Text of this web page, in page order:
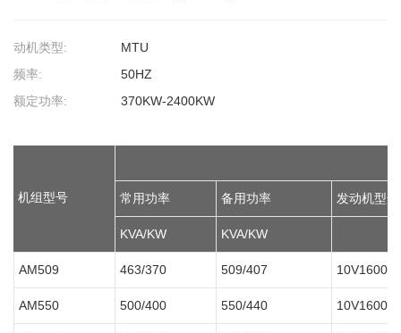
动机类型:
MTU
频率:
50HZ
额定功率:
370KW-2400KW
机组型号 常用功率 备用功率 发动机型号
KVA/KW KVA/KW
AM509 463/370 509/407 10V1600
AM550 500/400 550/440 10V1600